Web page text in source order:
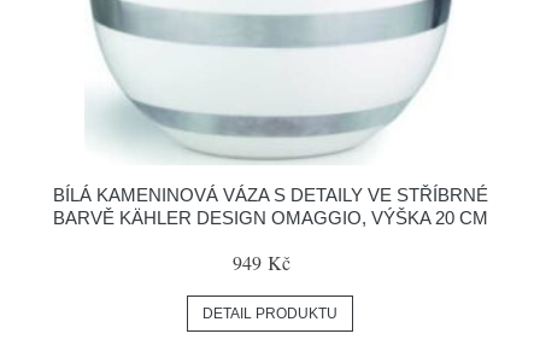
BÍLÁ KAMENINOVÁ VÁZA S DETAILY VE STŘÍBRNÉ
BARVĚ KÄHLER DESIGN OMAGGIO, VÝŠKA 20 CM
949 Kč
DETAIL PRODUKTU